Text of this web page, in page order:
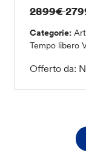
2899€
Categorie:
Tempo libero
Offerto da: